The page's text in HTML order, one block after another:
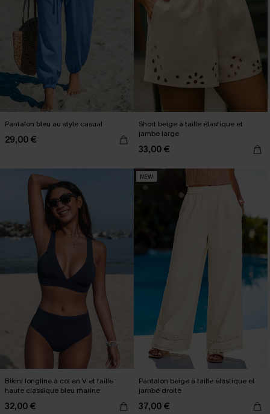
Pantalon bleu au style casual
29,00 €
Short beige à taille élastique et
jambe large
33,00 €
Bikini longline à col en V et taille
haute classique bleu marine
32,00 €
NEW
Pantalon beige à taille élastique et
jambe droite
37,00 €